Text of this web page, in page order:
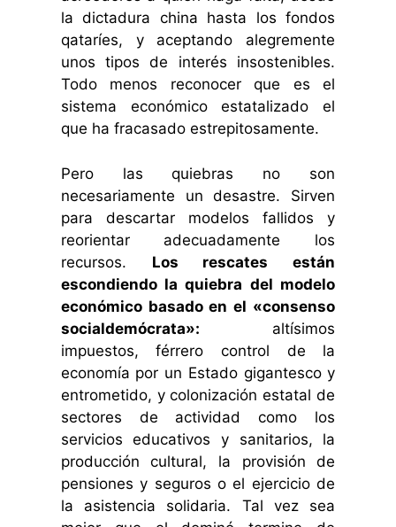
la dictadura china hasta los fondos
qataríes, y aceptando alegremente
unos tipos de interés insostenibles.
Todo menos reconocer que es el
sistema económico estatalizado el
que ha fracasado estrepitosamente.
Pero las quiebras no son
necesariamente un desastre. Sirven
para descartar modelos fallidos y
reorientar adecuadamente los
recursos. Los rescates están
escondiendo la quiebra del modelo
económico basado en el «consenso
socialdemócrata»: altísimos
impuestos, férrero control de la
economía por un Estado gigantesco y
entrometido, y colonización estatal de
sectores de actividad como los
servicios educativos y sanitarios, la
producción cultural, la provisión de
pensiones y seguros o el ejercicio de
la asistencia solidaria. Tal vez sea